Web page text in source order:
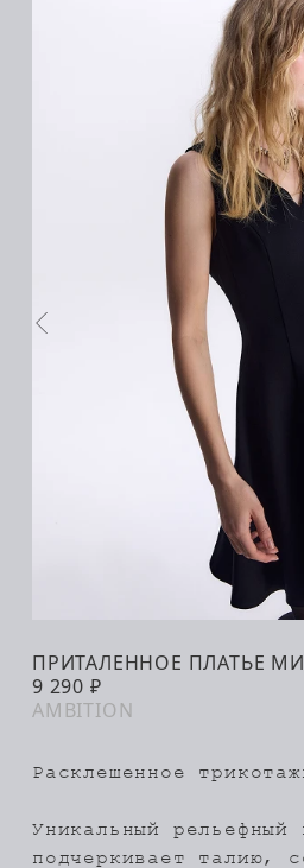
Расклешенное
Уникальный рельефный
подчеркивает талию,
ПРИТАЛЕННОЕ ПЛАТЬЕ
9 290 ₽
AMBITION